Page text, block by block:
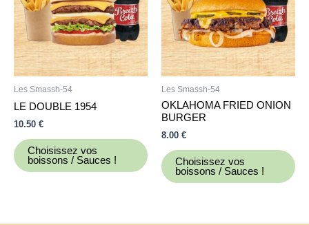
Les Smassh-54
LE DOUBLE 1954
10.50 €
Choisissez vos
boissons / Sauces !
Les Smassh-54
OKLAHOMA FRIED ONION
BURGER
8.00 €
Choisissez vos
boissons / Sauces !